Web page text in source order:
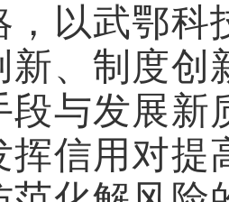
，以武鄂科
新、制度创
段与发展新
挥信用对提